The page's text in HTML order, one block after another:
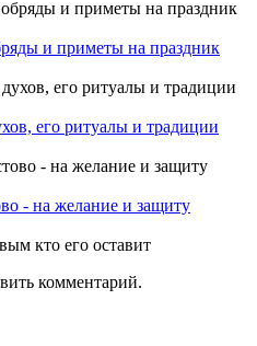
и приметы на праздник
его ритуалы и традиции
- на желание и защиту
кто его оставит
комментарий.